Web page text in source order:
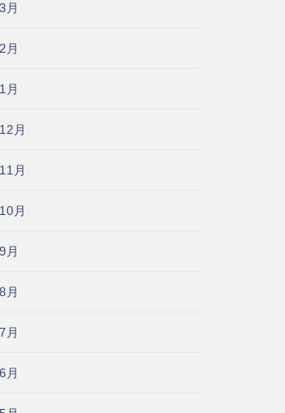
月
月
月
月
月
月
月
月
月
月